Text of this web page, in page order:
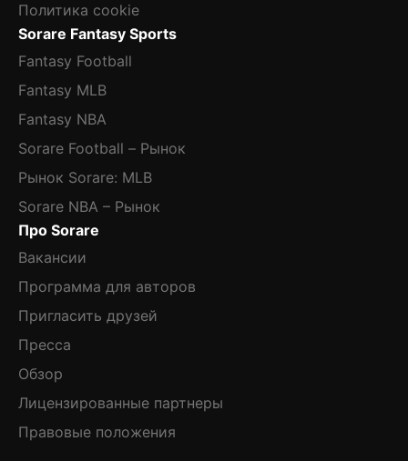
Политика cookie
Sorare Fantasy Sports
Fantasy Football
Fantasy MLB
Fantasy NBA
Sorare Football – Рынок
Рынок Sorare: MLB
Sorare NBA – Рынок
Про Sorare
Вакансии
Программа для авторов
Пригласить друзей
Пресса
Обзор
Лицензированные партнеры
Правовые положения